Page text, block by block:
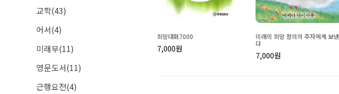
교학(43)
어서(4)
미래부(11)
영문도서(11)
근행요전(4)
희망대화7000
7,000원
미래의 희망 정의의 주자에게 보낸
다
7,000원